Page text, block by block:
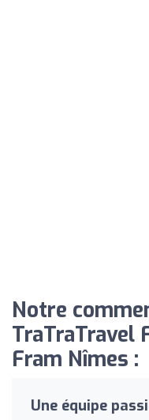
Notre
TraTraTravel
Fram Nîmes :
Une équipe